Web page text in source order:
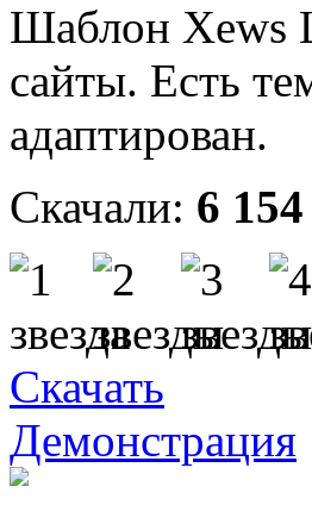
Шаблон Xews
сайты. Есть
адаптирован.
Скачали: 6 154
Скачать
Демонстрация